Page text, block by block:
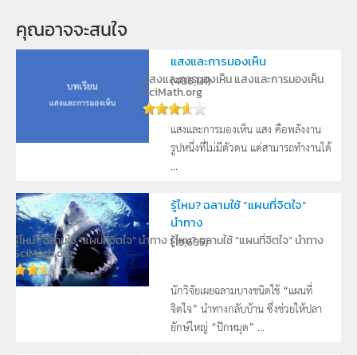
คุณอาจจะสนใจ
แสงและการมองเห็น
(486,131)
แสงและการมองเห็นแสงและการมองเห็น
SciMath.org
แสงและการมองเห็น แสง คือพลังงาน
รูปหนึ่งที่ไม่มีตัวตน แต่สามารถทำงานได้
...
รู้ไหม? ฉลามใช้ “แผนที่จิตใจ”
นำทาง
(19,695)
รู้ไหม? ฉลามใช้ “แผนที่จิตใจ” นำทางรู้ไหม? ฉลามใช้ “แผนที่จิตใจ” นำทาง
SciMath.org
นักวิจัยเผยฉลามบางชนิดใช้ “แผนที่
จิตใจ” นำทางกลับบ้าน ซึ่งช่วยให้ปลา
ยักษ์ใหญ่ “ปักหมุด” ...